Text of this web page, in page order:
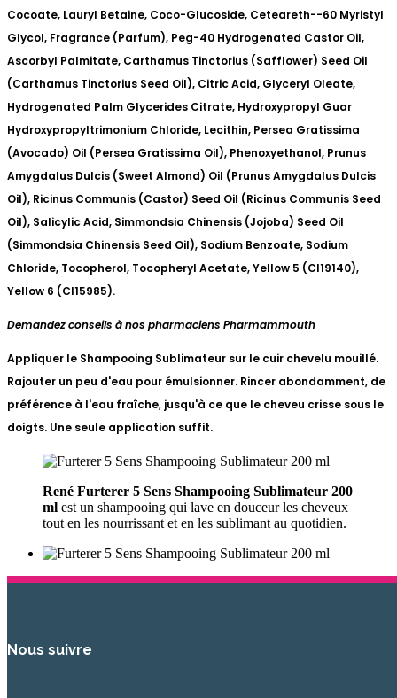
Cocoate, Lauryl Betaine, Coco-Glucoside, Ceteareth--60 Myristyl
Glycol, Fragrance (Parfum), Peg-40 Hydrogenated Castor Oil,
Ascorbyl Palmitate, Carthamus Tinctorius (Safflower) Seed Oil
(Carthamus Tinctorius Seed Oil), Citric Acid, Glyceryl Oleate,
Hydrogenated Palm Glycerides Citrate, Hydroxypropyl Guar
Hydroxypropyltrimonium Chloride, Lecithin, Persea Gratissima
(Avocado) Oil (Persea Gratissima Oil), Phenoxyethanol, Prunus
Amygdalus Dulcis (Sweet Almond) Oil (Prunus Amygdalus Dulcis
Oil), Ricinus Communis (Castor) Seed Oil (Ricinus Communis Seed
Oil), Salicylic Acid, Simmondsia Chinensis (Jojoba) Seed Oil
(Simmondsia Chinensis Seed Oil), Sodium Benzoate, Sodium
Chloride, Tocopherol, Tocopheryl Acetate, Yellow 5 (CI19140),
Yellow 6 (CI15985).
Demandez conseils à nos pharmaciens Pharmammouth
Appliquer le Shampooing Sublimateur sur le cuir chevelu mouillé.
Rajouter un peu d'eau pour émulsionner. Rincer abondamment, de
préférence à l'eau fraîche, jusqu'à ce que le cheveu crisse sous le
doigts. Une seule application suffit.
René Furterer 5 Sens Shampooing Sublimateur 200
ml est un shampooing qui lave en douceur les cheveux
tout en les nourrissant et en les sublimant au quotidien.
Nous suivre